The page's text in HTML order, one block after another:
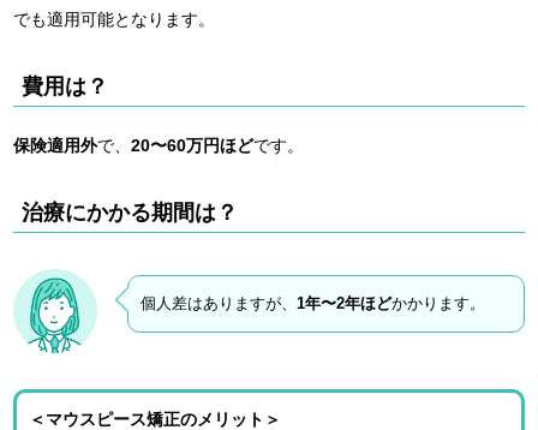
でも適用可能となります。
費用は？
保険適用外で、20〜60万円ほどです。
治療にかかる期間は？
個人差はありますが、1年〜2年ほどかかります。
＜マウスピース矯正のメリット＞